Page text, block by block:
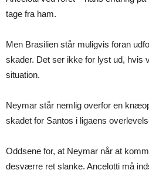
tage fra ham.
Men Brasilien står muligvis foran
skader. Det ser ikke for lyst ud, hvis
situation.
Neymar står nemlig overfor en
skadet for Santos i ligaens
Oddsene for, at Neymar når at
desværre ret slanke. Ancelotti må